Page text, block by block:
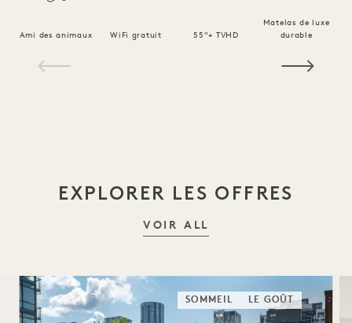
Ami des animaux WiFi gratuit 55"+ TVHD
Matelas de luxe
durable
EXPLORER LES OFFRES
VOIR ALL
SOMMEIL LE GOÛT